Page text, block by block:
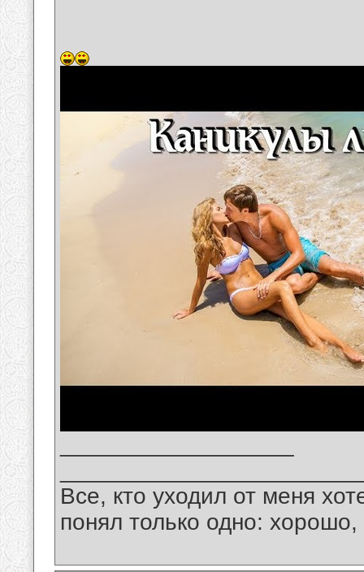
Все, кто уходил от меня
понял только одно: